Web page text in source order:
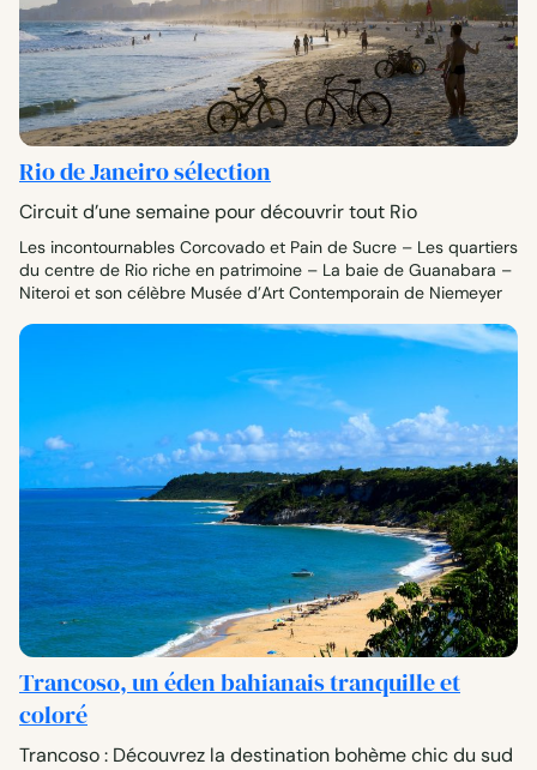
Rio de Janeiro sélection
Circuit d’une semaine pour découvrir tout Rio
Les incontournables Corcovado et Pain de Sucre – Les quartiers
du centre de Rio riche en patrimoine – La baie de Guanabara –
Niteroi et son célèbre Musée d’Art Contemporain de Niemeyer
Trancoso, un éden bahianais tranquille et
coloré
Trancoso : Découvrez la destination bohème chic du sud